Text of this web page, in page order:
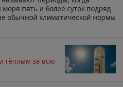
пять и более суток подряд
обычной климатической нормы
тёплым за всю